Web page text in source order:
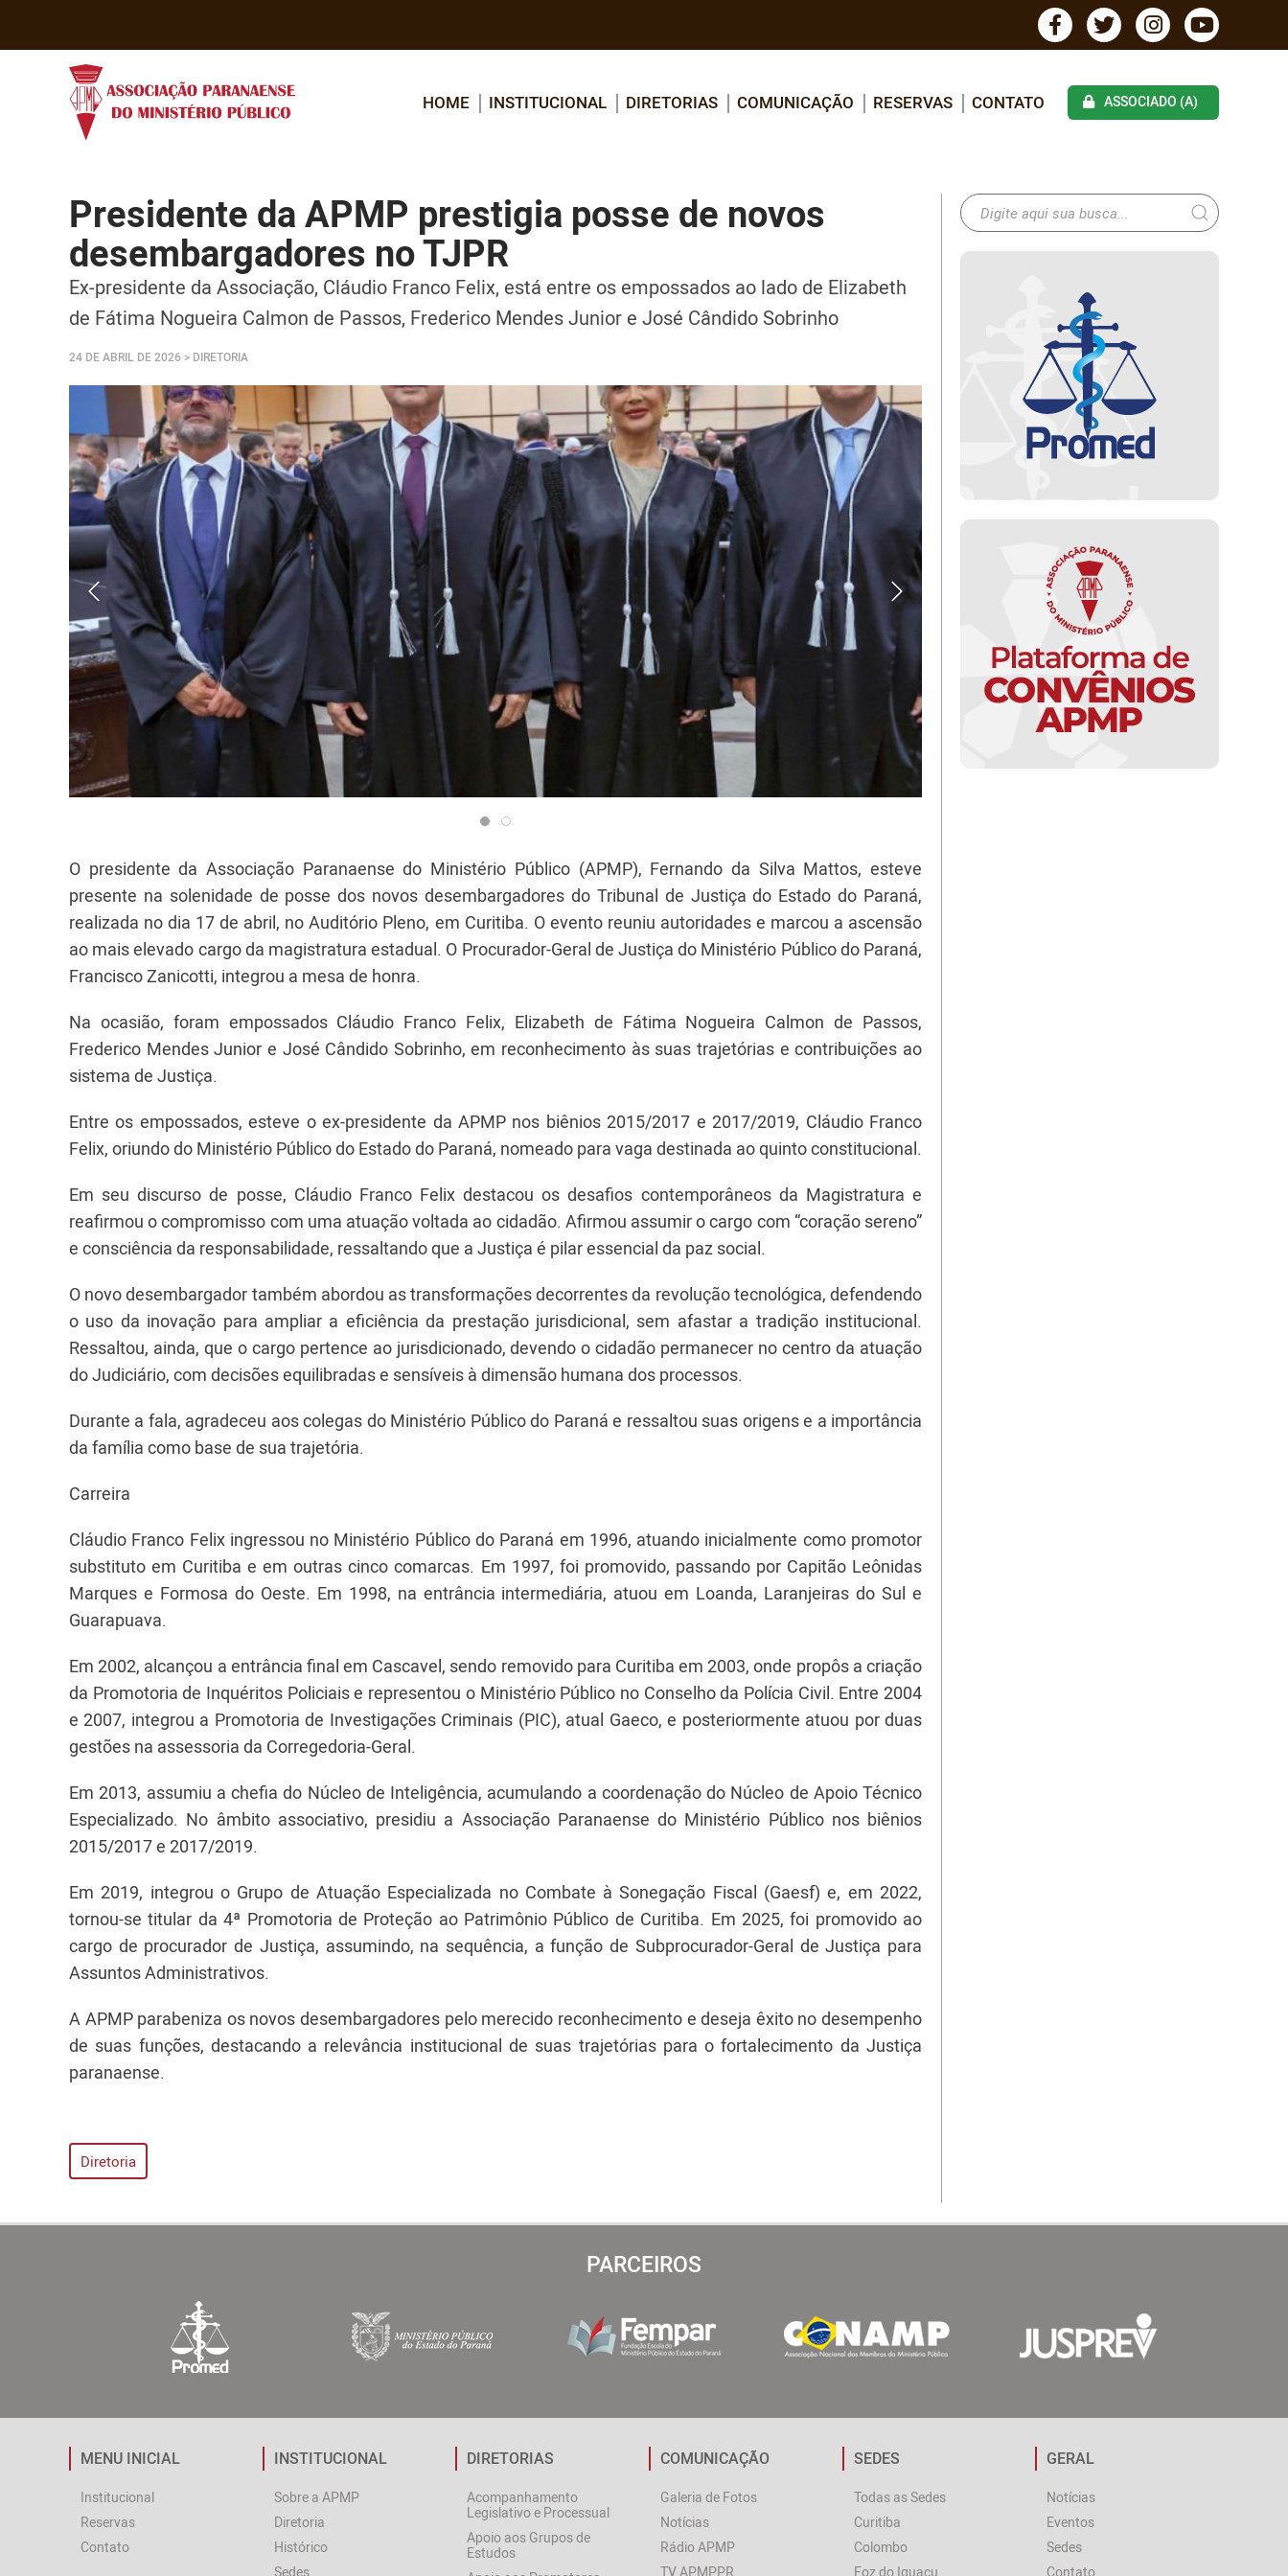
HOME INSTITUCIONAL DIRETORIAS COMUNICAÇÃO RESERVAS CONTATO ASSOCIADO (A)
Presidente da APMP prestigia posse de novos
desembargadores no TJPR
Ex-presidente da Associação, Cláudio Franco Felix, está entre os empossados ao lado de Elizabeth
de Fátima Nogueira Calmon de Passos, Frederico Mendes Junior e José Cândido Sobrinho
24 DE ABRIL DE 2026 > DIRETORIA
O presidente da Associação Paranaense do Ministério Público (APMP), Fernando da Silva Mattos, esteve
presente na solenidade de posse dos novos desembargadores do Tribunal de Justiça do Estado do Paraná,
realizada no dia 17 de abril, no Auditório Pleno, em Curitiba. O evento reuniu autoridades e marcou a ascensão
ao mais elevado cargo da magistratura estadual. O Procurador-Geral de Justiça do Ministério Público do Paraná,
Francisco Zanicotti, integrou a mesa de honra.
Na ocasião, foram empossados Cláudio Franco Felix, Elizabeth de Fátima Nogueira Calmon de Passos,
Frederico Mendes Junior e José Cândido Sobrinho, em reconhecimento às suas trajetórias e contribuições ao
sistema de Justiça.
Entre os empossados, esteve o ex-presidente da APMP nos biênios 2015/2017 e 2017/2019, Cláudio Franco
Felix, oriundo do Ministério Público do Estado do Paraná, nomeado para vaga destinada ao quinto constitucional.
Em seu discurso de posse, Cláudio Franco Felix destacou os desafios contemporâneos da Magistratura e
reafirmou o compromisso com uma atuação voltada ao cidadão. Afirmou assumir o cargo com “coração sereno”
e consciência da responsabilidade, ressaltando que a Justiça é pilar essencial da paz social.
O novo desembargador também abordou as transformações decorrentes da revolução tecnológica, defendendo
o uso da inovação para ampliar a eficiência da prestação jurisdicional, sem afastar a tradição institucional.
Ressaltou, ainda, que o cargo pertence ao jurisdicionado, devendo o cidadão permanecer no centro da atuação
do Judiciário, com decisões equilibradas e sensíveis à dimensão humana dos processos.
Durante a fala, agradeceu aos colegas do Ministério Público do Paraná e ressaltou suas origens e a importância
da família como base de sua trajetória.
Carreira
Cláudio Franco Felix ingressou no Ministério Público do Paraná em 1996, atuando inicialmente como promotor
substituto em Curitiba e em outras cinco comarcas. Em 1997, foi promovido, passando por Capitão Leônidas
Marques e Formosa do Oeste. Em 1998, na entrância intermediária, atuou em Loanda, Laranjeiras do Sul e
Guarapuava.
Em 2002, alcançou a entrância final em Cascavel, sendo removido para Curitiba em 2003, onde propôs a criação
da Promotoria de Inquéritos Policiais e representou o Ministério Público no Conselho da Polícia Civil. Entre 2004
e 2007, integrou a Promotoria de Investigações Criminais (PIC), atual Gaeco, e posteriormente atuou por duas
gestões na assessoria da Corregedoria-Geral.
Em 2013, assumiu a chefia do Núcleo de Inteligência, acumulando a coordenação do Núcleo de Apoio Técnico
Especializado. No âmbito associativo, presidiu a Associação Paranaense do Ministério Público nos biênios
2015/2017 e 2017/2019.
Em 2019, integrou o Grupo de Atuação Especializada no Combate à Sonegação Fiscal (Gaesf) e, em 2022,
tornou-se titular da 4ª Promotoria de Proteção ao Patrimônio Público de Curitiba. Em 2025, foi promovido ao
cargo de procurador de Justiça, assumindo, na sequência, a função de Subprocurador-Geral de Justiça para
Assuntos Administrativos.
A APMP parabeniza os novos desembargadores pelo merecido reconhecimento e deseja êxito no desempenho
de suas funções, destacando a relevância institucional de suas trajetórias para o fortalecimento da Justiça
paranaense.
Diretoria
PARCEIROS
MENU INICIAL
Institucional
Reservas
Contato
INSTITUCIONAL
Sobre a APMP
Diretoria
Histórico
Sedes
DIRETORIAS
Acompanhamento
Legislativo e Processual
Apoio aos Grupos de
Estudos
COMUNICAÇÃO
Galeria de Fotos
Notícias
Rádio APMP
TV APMPPR
SEDES
Todas as Sedes
Curitiba
Colombo
Foz do Iguaçu
GERAL
Notícias
Eventos
Sedes
Contato